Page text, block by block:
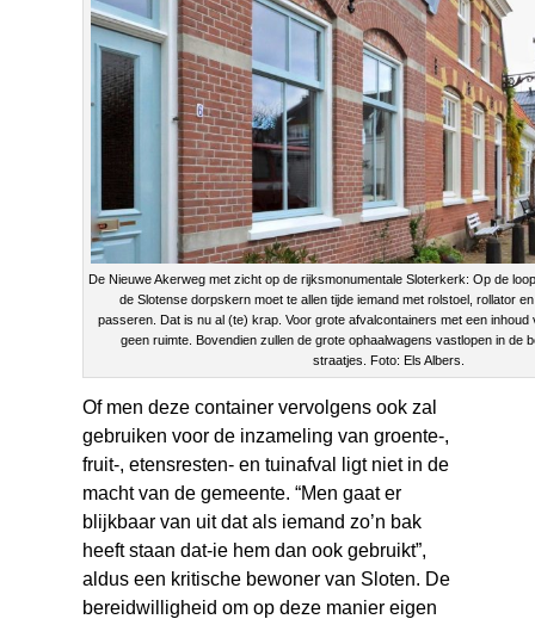
De Nieuwe Akerweg met zicht op de rijksmonumentale Sloterkerk: Op de
de Slotense dorpskern moet te allen tijde iemand met rolstoel, rollator
passeren. Dat is nu al (te) krap. Voor grote afvalcontainers met een
geen ruimte. Bovendien zullen de grote ophaalwagens vastlopen in de
straatjes. Foto: Els Albers.
Of men deze container vervolgens ook zal
gebruiken voor de inzameling van groente-,
fruit-, etensresten- en tuinafval ligt niet in de
macht van de gemeente. “Men gaat er
blijkbaar van uit dat als iemand zo’n bak
heeft staan dat-ie hem dan ook gebruikt”,
aldus een kritische bewoner van Sloten. De
bereidwilligheid om op deze manier eigen